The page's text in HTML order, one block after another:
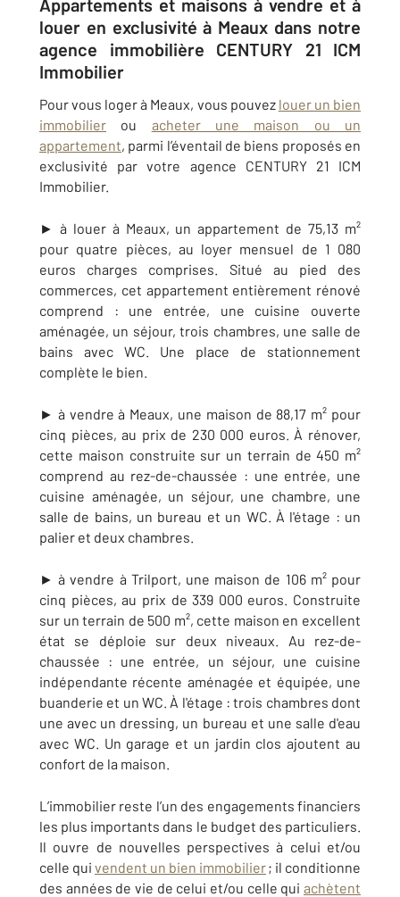
Appartements et maisons à vendre et à
louer en exclusivité à Meaux dans notre
agence immobilière CENTURY 21 ICM
Immobilier
Pour vous loger à Meaux, vous pouvez louer un bien
immobilier ou acheter une maison ou un
appartement, parmi l’éventail de biens proposés en
exclusivité par votre agence CENTURY 21 ICM
Immobilier.
► à louer à Meaux, un appartement de 75,13 m²
pour quatre pièces, au loyer mensuel de 1 080
euros charges comprises. Situé au pied des
commerces, cet appartement entièrement rénové
comprend : une entrée, une cuisine ouverte
aménagée, un séjour, trois chambres, une salle de
bains avec WC. Une place de stationnement
complète le bien.
► à vendre à Meaux, une maison de 88,17 m² pour
cinq pièces, au prix de 230 000 euros. À rénover,
cette maison construite sur un terrain de 450 m²
comprend au rez-de-chaussée : une entrée, une
cuisine aménagée, un séjour, une chambre, une
salle de bains, un bureau et un WC. À l'étage : un
palier et deux chambres.
► à vendre à Trilport, une maison de 106 m² pour
cinq pièces, au prix de 339 000 euros. Construite
sur un terrain de 500 m², cette maison en excellent
état se déploie sur deux niveaux. Au rez-de-
chaussée : une entrée, un séjour, une cuisine
indépendante récente aménagée et équipée, une
buanderie et un WC. À l'étage : trois chambres dont
une avec un dressing, un bureau et une salle d'eau
avec WC. Un garage et un jardin clos ajoutent au
confort de la maison.
L’immobilier reste l’un des engagements financiers
les plus importants dans le budget des particuliers.
Il ouvre de nouvelles perspectives à celui et/ou
celle qui vendent un bien immobilier; il conditionne
des années de vie de celui et/ou celle qui achètent